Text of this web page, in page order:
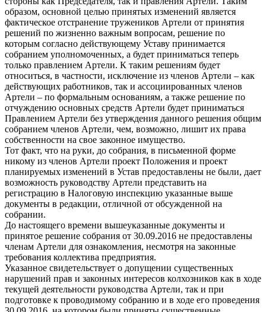
образом, основной целью принятых изменений является
фактическое отстранение тружеников Артели от принятия
решений по жизненно важным вопросам, решение по
которым согласно действующему Уставу принимается
собранием уполномоченных, а будет приниматься теперь
только правлением Артели. К таким решениям будет
относиться, в частности, исключение из членов Артели – как
действующих работников, так и ассоциированных членов
Артели – по формальным основаниям, а также решение по
отчуждению основных средств Артели будет приниматься
Правлением Артели без утверждения данного решения общим
собранием членов Артели, чем, возможно, лишит их права
собственности на свое законное имущество.
Тот факт, что на руки, до собрания, в письменной форме
никому из членов Артели проект Положения и проект
планируемых изменений в Устав предоставлены не были, дает
возможность руководству Артели представить на
регистрацию в Налоговую инспекцию указанные выше
документы в редакции, отличной от обсужденной на
собрании.
До настоящего времени вышеуказанные документы и
принятое решение собрания от 30.09.2016 не предоставлены
членам Артели для ознакомления, несмотря на законные
требования коллектива предприятия.
Указанное свидетельствует о допущении существенных
нарушений прав и законных интересов колхозников как в ходе
текущей деятельности руководства Артели, так и при
подготовке к проводимому собранию и в ходе его проведения